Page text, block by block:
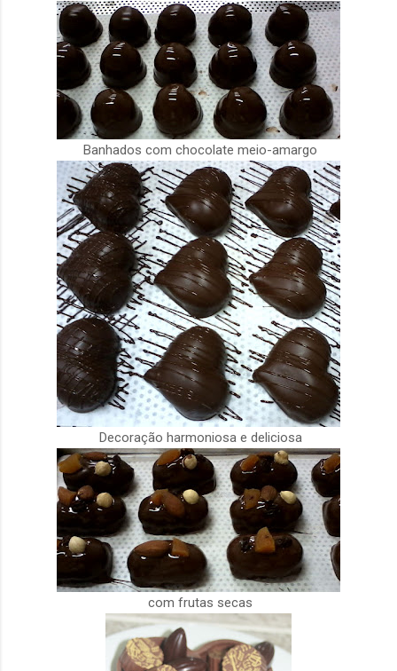
Banhados com chocolate meio-amargo
Decoração harmoniosa e deliciosa
com frutas secas